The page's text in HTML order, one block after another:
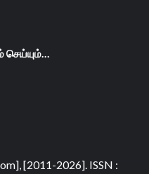
செய்யும்…
[2011-2026]. ISSN :